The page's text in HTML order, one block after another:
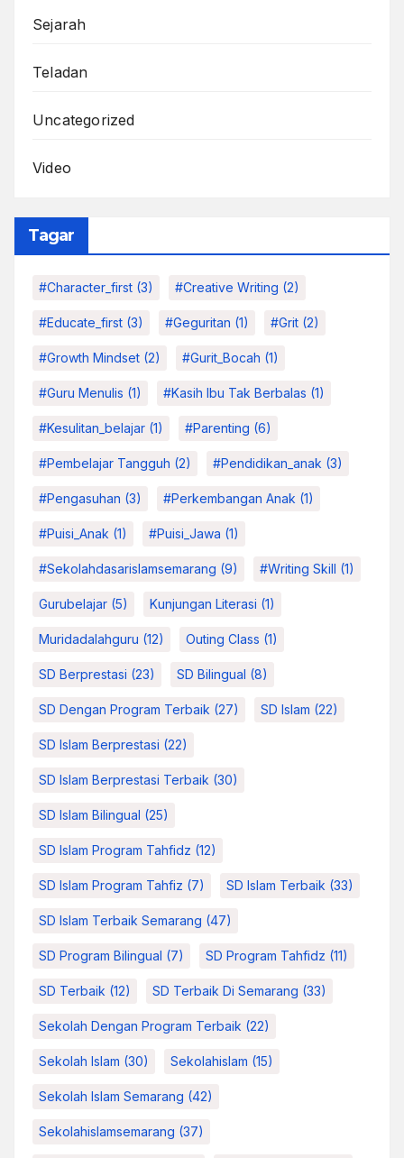
Sejarah
Teladan
Uncategorized
Video
Tagar
#character_first (3) #Creative Writing (2)
#educate_first (3) #Geguritan (1) #grit (2)
#growth Mindset (2) #Gurit_Bocah (1)
#Guru Menulis (1) #kasih Ibu Tak Berbalas (1)
#kesulitan_belajar (1) #parenting (6)
#pembelajar Tangguh (2) #pendidikan_anak (3)
#pengasuhan (3) #Perkembangan Anak (1)
#Puisi_Anak (1) #Puisi_Jawa (1)
#sekolahdasarislamsemarang (9) #Writing Skill (1)
Gurubelajar (5) Kunjungan Literasi (1)
Muridadalahguru (12) Outing Class (1)
SD Berprestasi (23) SD Bilingual (8)
SD Dengan Program Terbaik (27) SD Islam (22)
SD Islam Berprestasi (22)
SD Islam Berprestasi Terbaik (30)
SD Islam Bilingual (25)
SD Islam Program Tahfidz (12)
SD Islam Program Tahfiz (7) SD Islam Terbaik (33)
SD Islam Terbaik Semarang (47)
SD Program Bilingual (7) SD Program Tahfidz (11)
SD Terbaik (12) SD Terbaik Di Semarang (33)
Sekolah Dengan Program Terbaik (22)
Sekolah Islam (30) Sekolahislam (15)
Sekolah Islam Semarang (42)
Sekolahislamsemarang (37)